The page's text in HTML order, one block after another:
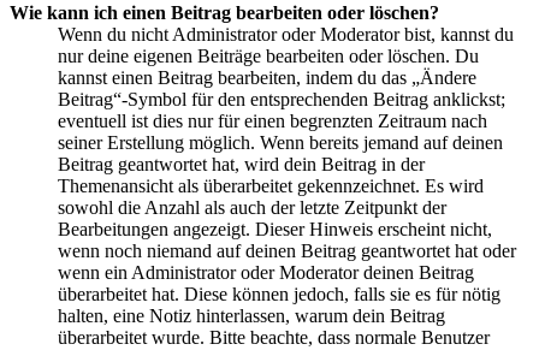
Wie kann ich einen Beitrag bearbeiten oder löschen?
Wenn du nicht Administrator oder Moderator bist, kannst du
nur deine eigenen Beiträge bearbeiten oder löschen. Du
kannst einen Beitrag bearbeiten, indem du das „Ändere
Beitrag“-Symbol für den entsprechenden Beitrag anklickst;
eventuell ist dies nur für einen begrenzten Zeitraum nach
seiner Erstellung möglich. Wenn bereits jemand auf deinen
Beitrag geantwortet hat, wird dein Beitrag in der
Themenansicht als überarbeitet gekennzeichnet. Es wird
sowohl die Anzahl als auch der letzte Zeitpunkt der
Bearbeitungen angezeigt. Dieser Hinweis erscheint nicht,
wenn noch niemand auf deinen Beitrag geantwortet hat oder
wenn ein Administrator oder Moderator deinen Beitrag
überarbeitet hat. Diese können jedoch, falls sie es für nötig
halten, eine Notiz hinterlassen, warum dein Beitrag
überarbeitet wurde. Bitte beachte, dass normale Benutzer